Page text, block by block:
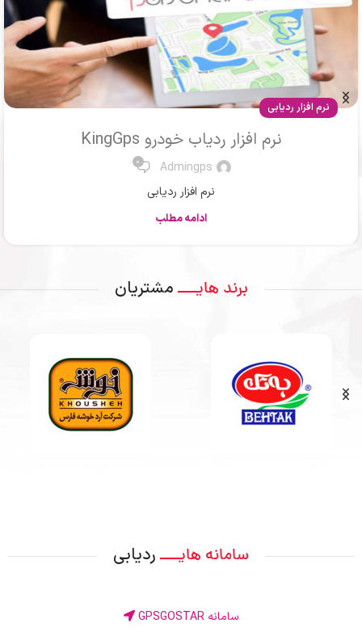
مقالات
ردیاب ماشین یا جی پی اس خودرو
Mr .Ahmadi
0
ردیاب یا جی پی اس
ادامه مطلب
برند هایــــ مشتریان
سامانه هایــــ ردیابی
سامانه GPSGOSTAR